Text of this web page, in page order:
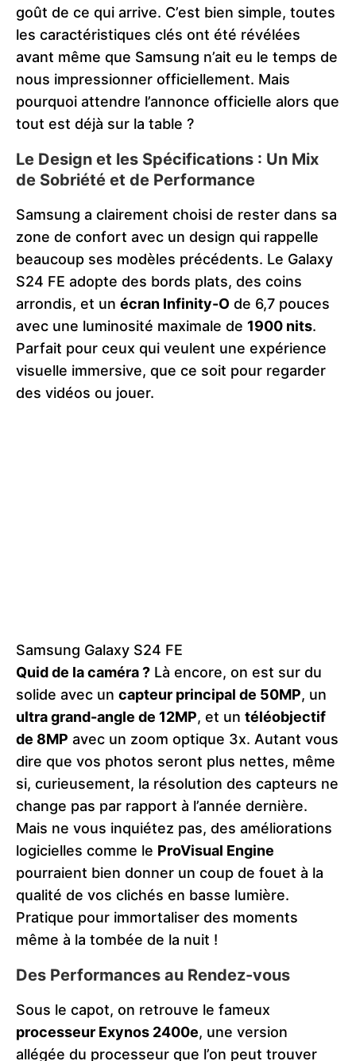
goût de ce qui arrive. C’est bien simple, toutes
les caractéristiques clés ont été révélées
avant même que Samsung n’ait eu le temps de
nous impressionner officiellement. Mais
pourquoi attendre l’annonce officielle alors que
tout est déjà sur la table ?
Le Design et les Spécifications : Un Mix
de Sobriété et de Performance
Samsung a clairement choisi de rester dans sa
zone de confort avec un design qui rappelle
beaucoup ses modèles précédents. Le Galaxy
S24 FE adopte des bords plats, des coins
arrondis, et un écran Infinity-O de 6,7 pouces
avec une luminosité maximale de 1900 nits.
Parfait pour ceux qui veulent une expérience
visuelle immersive, que ce soit pour regarder
des vidéos ou jouer.
Samsung Galaxy S24 FE
Quid de la caméra ? Là encore, on est sur du
solide avec un capteur principal de 50MP, un
ultra grand-angle de 12MP, et un téléobjectif
de 8MP avec un zoom optique 3x. Autant vous
dire que vos photos seront plus nettes, même
si, curieusement, la résolution des capteurs ne
change pas par rapport à l’année dernière.
Mais ne vous inquiétez pas, des améliorations
logicielles comme le ProVisual Engine
pourraient bien donner un coup de fouet à la
qualité de vos clichés en basse lumière.
Pratique pour immortaliser des moments
même à la tombée de la nuit !
Des Performances au Rendez-vous
Sous le capot, on retrouve le fameux
processeur Exynos 2400e, une version
allégée du processeur que l’on peut trouver